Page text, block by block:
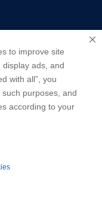
to improve site
ads, and
with all”, you
purposes, and
according to your